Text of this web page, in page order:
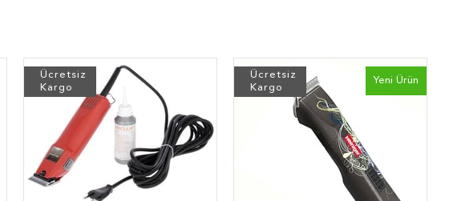
Ücretsiz
Kargo
Ücretsiz
Kargo
Yeni Ürün